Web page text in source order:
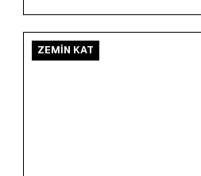
ZEMİN KAT